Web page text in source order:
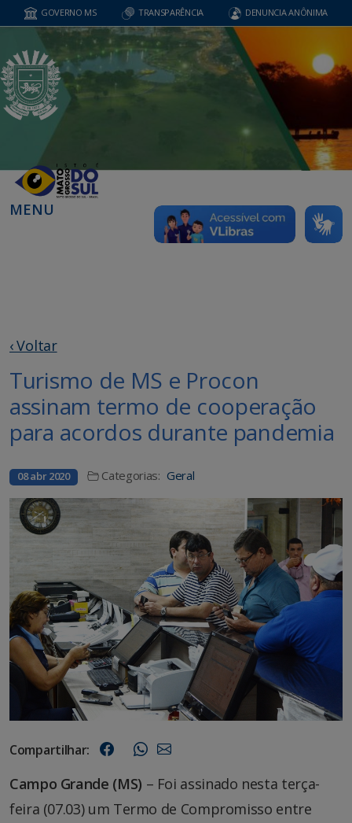
GOVERNO MS TRANSPARÊNCIA DENUNCIA ANÔNIMA
MENU
‹ Voltar
Turismo de MS e Procon
assinam termo de cooperação
para acordos durante pandemia
08 abr 2020 Categorias: Geral
Compartilhar:
Campo Grande (MS) – Foi assinado nesta terça-
feira (07.03) um Termo de Compromisso entre